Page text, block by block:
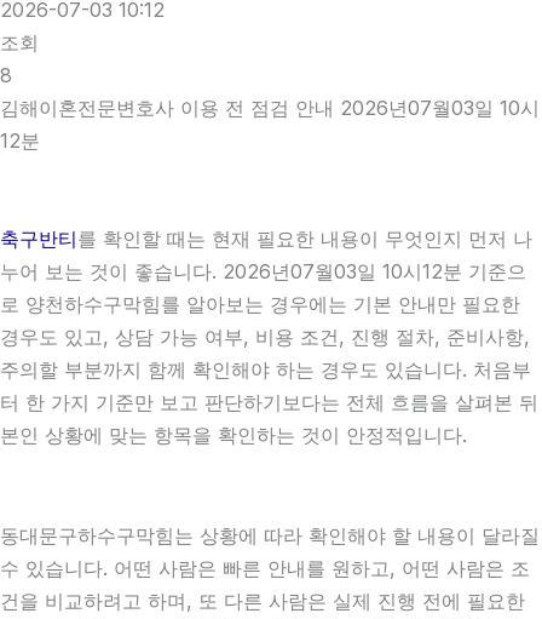
2026-07-03 10:12
조회
8
김해이혼전문변호사 이용 전 점검 안내 2026년07월03일 10시
12분
축구반티를 확인할 때는 현재 필요한 내용이 무엇인지 먼저 나
누어 보는 것이 좋습니다. 2026년07월03일 10시12분 기준으
로 양천하수구막힘를 알아보는 경우에는 기본 안내만 필요한
경우도 있고, 상담 가능 여부, 비용 조건, 진행 절차, 준비사항,
주의할 부분까지 함께 확인해야 하는 경우도 있습니다. 처음부
터 한 가지 기준만 보고 판단하기보다는 전체 흐름을 살펴본 뒤
본인 상황에 맞는 항목을 확인하는 것이 안정적입니다.
동대문구하수구막힘는 상황에 따라 확인해야 할 내용이 달라질
수 있습니다. 어떤 사람은 빠른 안내를 원하고, 어떤 사람은 조
건을 비교하려고 하며, 또 다른 사람은 실제 진행 전에 필요한